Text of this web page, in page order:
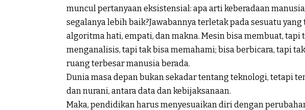
muncul pertanyaan eksistensial: apa arti keberadaan
segalanya lebih baik?Jawabannya terletak pada sesuatu
algoritma hati, empati, dan makna. Mesin bisa membuat, tapi
menganalisis, tapi tak bisa memahami; bisa berbicara, tapi
ruang terbesar manusia berada.
Dunia masa depan bukan sekadar tentang teknologi, tetapi
dan nurani, antara data dan kebijaksanaan.
Maka, pendidikan harus menyesuaikan diri dengan